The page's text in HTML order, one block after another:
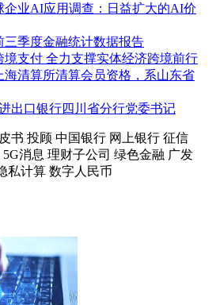
企业AI应用调查：日益扩大的AI价
三季度金融统计数据报告
境支付 全力支撑实体经济跨境前行
海清算所清算会员资格，系山东省
出口银行四川省分行党委书记
书 投顾 中国银行 网上银行 征信
5G消息 理财子公司 绿色金融 广发
私计算 数字人民币